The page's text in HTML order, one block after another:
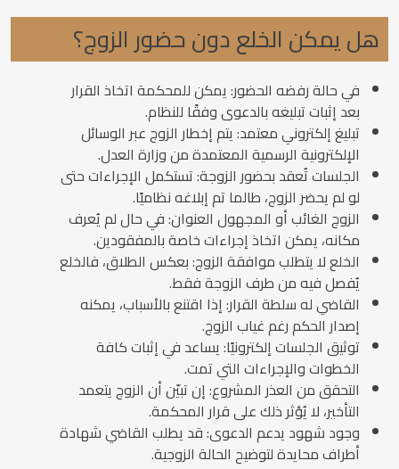
هل يمكن الخلع دون حضور الزوج؟
في حالة رفضه الحضور: يمكن للمحكمة اتخاذ القرار
بعد إثبات تبليغه بالدعوى وفقًا للنظام.
تبليغ إلكتروني معتمد: يتم إخطار الزوج عبر الوسائل
الإلكترونية الرسمية المعتمدة من وزارة العدل.
الجلسات تُعقد بحضور الزوجة: تستكمل الإجراءات حتى
لو لم يحضر الزوج، طالما تم إبلاغه نظاميًا.
الزوج الغائب أو المجهول العنوان: في حال لم يُعرف
مكانه، يمكن اتخاذ إجراءات خاصة بالمفقودين.
الخلع لا يتطلب موافقة الزوج: بعكس الطلاق، فالخلع
يُفصل فيه من طرف الزوجة فقط.
القاضي له سلطة القرار: إذا اقتنع بالأسباب، يمكنه
إصدار الحكم رغم غياب الزوج.
توثيق الجلسات إلكترونيًا: يساعد في إثبات كافة
الخطوات والإجراءات التي تمت.
التحقق من العذر المشروع: إن تبيّن أن الزوج يتعمد
التأخير، لا يُؤثر ذلك على قرار المحكمة.
وجود شهود يدعم الدعوى: قد يطلب القاضي شهادة
أطراف محايدة لتوضيح الحالة الزوجية.